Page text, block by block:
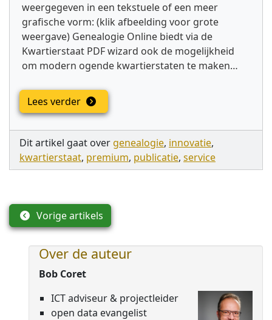
weergegeven in een tekstuele of een meer
grafische vorm: (klik afbeelding voor grote
weergave) Genealogie Online biedt via de
Kwartierstaat PDF wizard ook de mogelijkheid
om modern ogende kwartierstaten te maken…
Lees verder
Dit artikel gaat over genealogie, innovatie,
kwartierstaat, premium, publicatie, service
Vorige artikels
Over de auteur
Bob Coret
ICT adviseur & projectleider
open data evangelist